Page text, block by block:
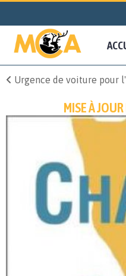
Urgence de voiture pour
MISE À